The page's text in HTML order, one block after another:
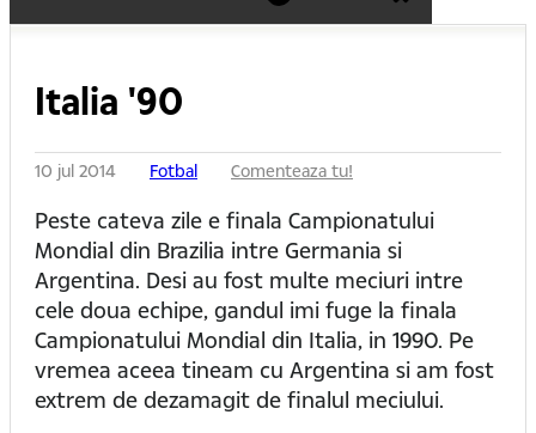
Italia '90
10 jul 2014 Fotbal Comenteaza tu!
Peste cateva zile e finala Campionatului
Mondial din Brazilia intre Germania si
Argentina. Desi au fost multe meciuri intre
cele doua echipe, gandul imi fuge la finala
Campionatului Mondial din Italia, in 1990. Pe
vremea aceea tineam cu Argentina si am fost
extrem de dezamagit de finalul meciului.